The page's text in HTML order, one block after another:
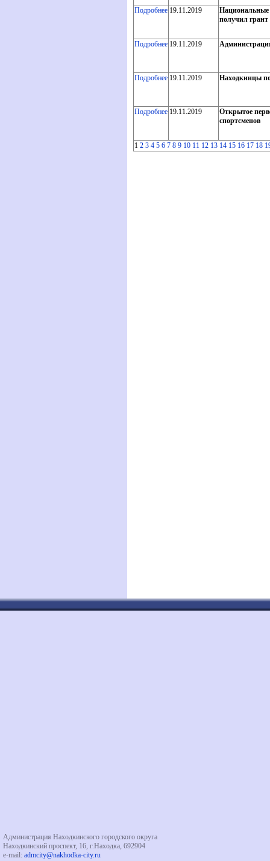
Подробнее 19.11.2019
Национальные
получил грант
Подробнее 19.11.2019
Подробнее 19.11.2019 Находкинцы
Подробнее 19.11.2019
Открытое
спортсменов
1 2 3 4 5 6 7 8 9 10 11 12 13 14 15 16 17 18
Администрация Находкинского городского округа
Находкинский проспект, 16, г.Находка, 692904
e-mail: admcity@nakhodka-city.ru